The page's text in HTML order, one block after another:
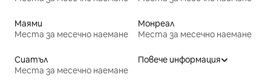
Маями
Места за месечно наемане
Монреал
Места за месечно наемане
Сиатъл
Места за месечно наемане
Повече информация